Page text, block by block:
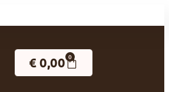
€0,00 0